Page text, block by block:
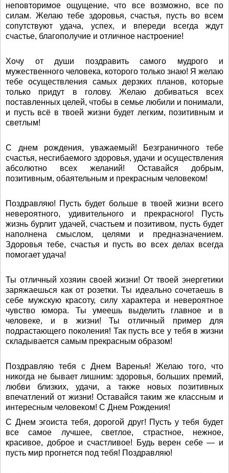
неповторимое ощущение, что все возможно, все по
силам. Желаю тебе здоровья, счастья, пусть во всем
сопутствуют удача, успех, и впереди всегда ждут
счастье, благополучие и отличное настроение!
Хочу от души поздравить самого мудрого и
мужественного человека, которого только знаю! Я желаю
тебе осуществления самых дерзких планов, которые
только придут в голову. Желаю добиваться всех
поставленных целей, чтобы в семье любили и понимали,
и пусть всё в твоей жизни будет легким, позитивным и
светлым!
С днем рождения, уважаемый! Безграничного тебе
счастья, несгибаемого здоровья, удачи и осуществления
абсолютно всех желаний! Оставайся добрым,
позитивным, обаятельным и прекрасным человеком!
Поздравляю! Пусть будет больше в твоей жизни всего
невероятного, удивительного и прекрасного! Пусть
жизнь бурлит удачей, счастьем и позитивом, пусть будет
наполнена смыслом, целями и предназначением.
Здоровья тебе, счастья и пусть во всех делах всегда
помогает удача!
Ты отличный хозяин своей жизни! От твоей энергетики
заряжаешься как от розетки. Ты идеально сочетаешь в
себе мужскую красоту, силу характера и невероятное
чувство юмора. Ты умеешь выделить главное и в
человеке, и в жизни! Ты отличный пример для
подрастающего поколения! Так пусть все у тебя в жизни
складывается самым прекрасным образом!
Поздравляю тебя с Днем Варенья! Желаю того, что
никогда не бывает лишним: здоровья, больших премий,
любви близких, удачи, а также новых позитивных
впечатлений от жизни! Оставайся таким же классным и
интересным человеком! С Днем Рождения!
С Днем эгоиста тебя, дорогой друг! Пусть у тебя будет
все самое лучшее, светлое, страстное, нежное,
красивое, доброе и счастливое! Будь верен себе — и
пусть мир прогнется под тебя! Поздравляю!